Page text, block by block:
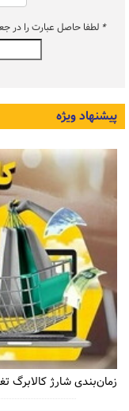
* لطفا حاصل عبارت را در
پیشنهاد ویژه
زمان‌بندی شارژ کالابرگ